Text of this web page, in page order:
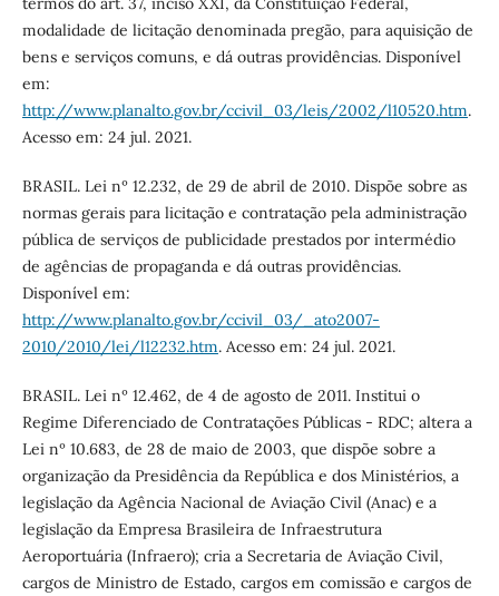
modalidade de licitação denominada pregão, para aquisição de
bens e serviços comuns, e dá outras providências. Disponível
em:
http://www.planalto.gov.br/ccivil_03/leis/2002/l10520.htm.
Acesso em: 24 jul. 2021.
BRASIL. Lei nº 12.232, de 29 de abril de 2010. Dispõe sobre as
normas gerais para licitação e contratação pela administração
pública de serviços de publicidade prestados por intermédio
de agências de propaganda e dá outras providências.
Disponível em:
http://www.planalto.gov.br/ccivil_03/_ato2007-
2010/2010/lei/l12232.htm. Acesso em: 24 jul. 2021.
BRASIL. Lei nº 12.462, de 4 de agosto de 2011. Institui o
Regime Diferenciado de Contratações Públicas - RDC; altera a
Lei nº 10.683, de 28 de maio de 2003, que dispõe sobre a
organização da Presidência da República e dos Ministérios, a
legislação da Agência Nacional de Aviação Civil (Anac) e a
legislação da Empresa Brasileira de Infraestrutura
Aeroportuária (Infraero); cria a Secretaria de Aviação Civil,
cargos de Ministro de Estado, cargos em comissão e cargos de